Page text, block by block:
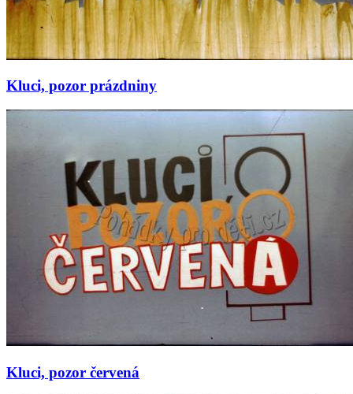
Kluci, pozor prázdniny
Kluci, pozor červená